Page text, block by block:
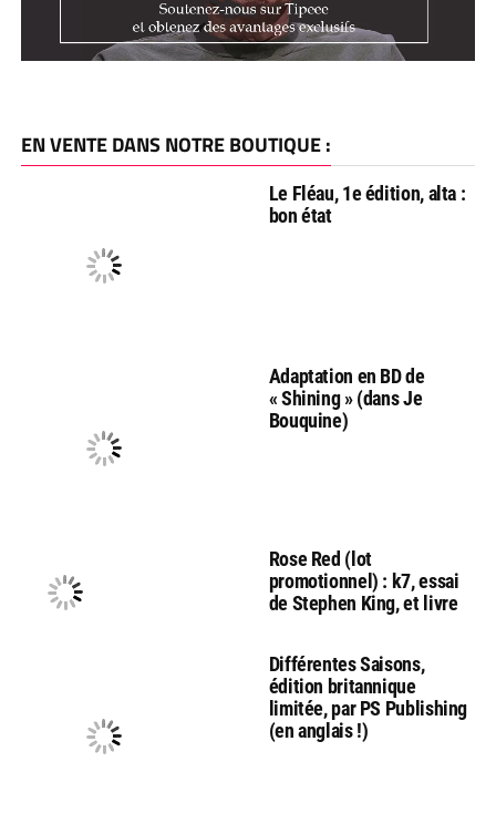
EN VENTE DANS NOTRE BOUTIQUE :
Le Fléau, 1e édition, alta :
bon état
Adaptation en BD de
« Shining » (dans Je
Bouquine)
Rose Red (lot
promotionnel) : k7, essai
de Stephen King, et livre
Différentes Saisons,
édition britannique
limitée, par PS Publishing
(en anglais !)